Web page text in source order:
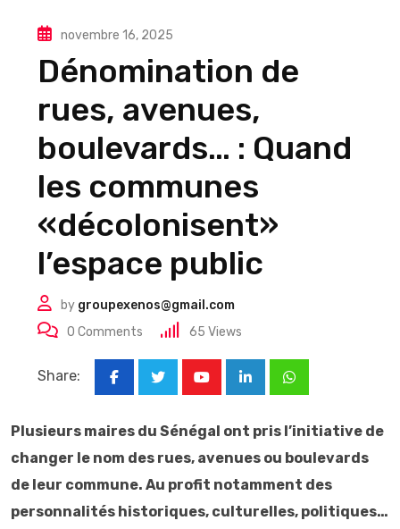
novembre 16, 2025
Dénomination de
rues, avenues,
boulevards… : Quand
les communes
«décolonisent»
l’espace public
by groupexenos@gmail.com
0 Comments 65 Views
Share:
LinkedInWhatsapp
Plusieurs maires du Sénégal ont pris l’initiative de
changer le nom des rues, avenues ou boulevards
de leur commune. Au profit notamment des
personnalités historiques, culturelles, politiques…